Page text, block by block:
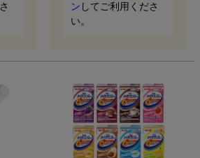
ン してご利用くださ
い。